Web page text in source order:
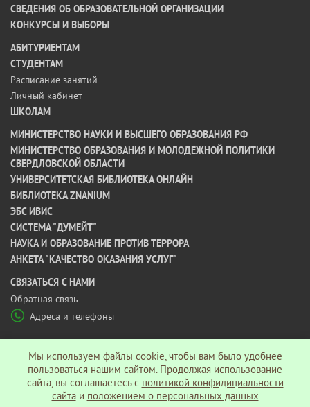
СВЕДЕНИЯ ОБ ОБРАЗОВАТЕЛЬНОЙ ОРГАНИЗАЦИИ
КОНКУРСЫ И ВЫБОРЫ
АБИТУРИЕНТАМ
СТУДЕНТАМ
Расписание занятий
Личный кабинет
ШКОЛАМ
МИНИСТЕРСТВО НАУКИ И ВЫСШЕГО ОБРАЗОВАНИЯ РФ
МИНИСТЕРСТВО ОБРАЗОВАНИЯ И МОЛОДЕЖНОЙ ПОЛИТИКИ
СВЕРДЛОВСКОЙ ОБЛАСТИ
УНИВЕРСИТЕТСКАЯ БИБЛИОТЕКА ОНЛАЙН
БИБЛИОТЕКА ZNANIUM
ЭБС ИВИС
СИСТЕМА "ДУМЕЙТ"
НАУКА И ОБРАЗОВАНИЕ ПРОТИВ ТЕРРОРА
АНКЕТА "КАЧЕСТВО ОКАЗАНИЯ УСЛУГ"
CВЯЗАТЬСЯ С НАМИ
Обратная связь
Адреса и телефоны
Политика конфиденциальности
Мы используем файлы cookie, чтобы вам было удобнее
пользоваться нашим сайтом. Продолжая использование
сайта, вы соглашаетесь c политикой конфидициальности
сайтаи положением о персональных данных